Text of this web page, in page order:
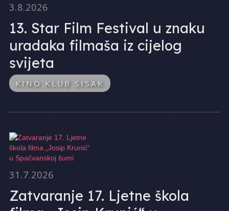
3.8.2026
13. Star Film Festival u znaku
uradaka filmaša iz cijelog
svijeta
KINO KLUB SISAK
31.7.2026
Zatvaranje 17. Ljetne škola